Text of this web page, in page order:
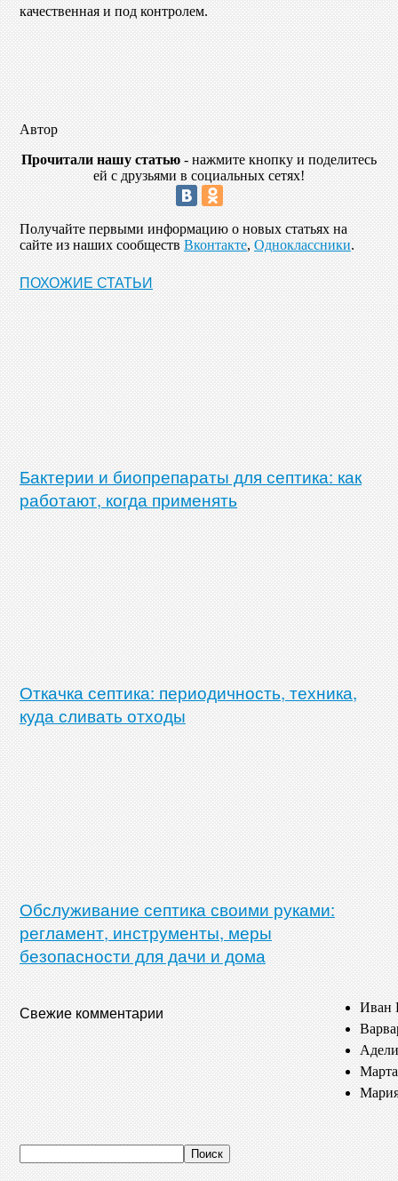
качественная и под контролем.
Автор
Прочитали нашу статью - нажмите кнопку и поделитесь
ей с друзьями в социальных сетях!
Получайте первыми информацию о новых статьях на
сайте из наших сообществ Вконтакте, Одноклассники.
ПОХОЖИЕ СТАТЬИ
Бактерии и биопрепараты для септика: как
работают, когда применять
Откачка септика: периодичность, техника,
куда сливать отходы
Обслуживание септика своими руками:
регламент, инструменты, меры
безопасности для дачи и дома
Свежие комментарии
Иван
Марта